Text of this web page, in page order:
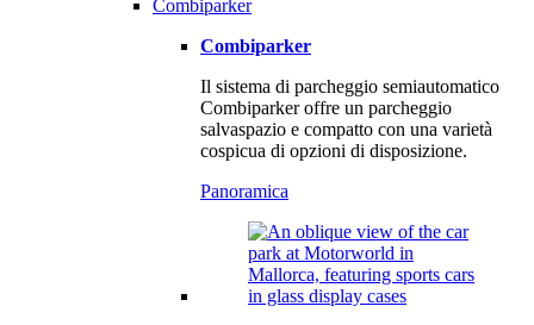
Combiparker
Combiparker
Il sistema di parcheggio semiautomatico
Combiparker offre un parcheggio
salvaspazio e compatto con una varietà
cospicua di opzioni di disposizione.
Panoramica